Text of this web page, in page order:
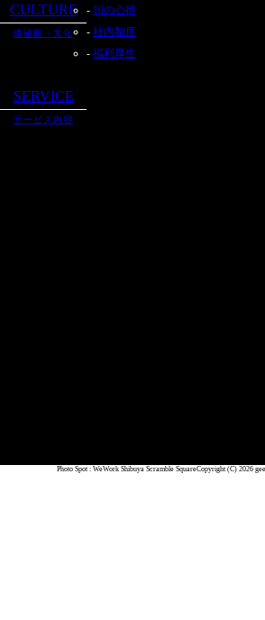
CULTURE
価値観・文化
10の心得
社内制度
福利厚生
SERVICE
サービス内容
Photo Spot : WeWork Shibuya Scramble SquareCopyright (C) 2026